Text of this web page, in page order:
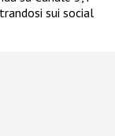
sui social